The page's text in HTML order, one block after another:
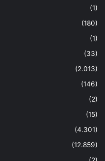
(1)
(180)
(1)
(33)
(2.013)
(146)
(2)
(15)
(4.301)
(12.859)